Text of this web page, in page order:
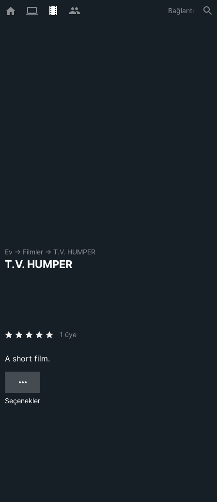
Bağlantı
Ev → Filmler → T.V. HUMPER
T.V. HUMPER
1 üye
A short film.
Seçenekler